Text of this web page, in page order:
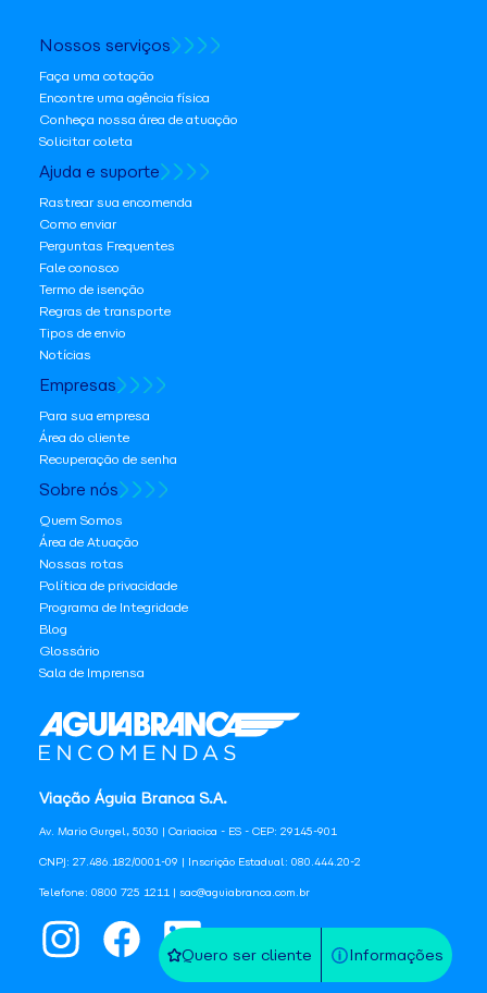
Quero ser cliente Informações
Viação Águia Branca S.A.
Av. Mario Gurgel, 5030 | Cariacica - ES - CEP: 29145-901
CNPJ: 27.486.182/0001-09 | Inscrição Estadual: 080.444.20-2
Telefone: 0800 725 1211 | sac@aguiabranca.com.br
Nossos serviços
Faça uma cotação
Encontre uma agência física
Conheça nossa área de atuação
Solicitar coleta
Ajuda e suporte
Rastrear sua encomenda
Como enviar
Perguntas Frequentes
Fale conosco
Termo de isenção
Regras de transporte
Tipos de envio
Notícias
Empresas
Para sua empresa
Área do cliente
Recuperação de senha
Sobre nós
Quem Somos
Área de Atuação
Nossas rotas
Política de privacidade
Programa de Integridade
Blog
Glossário
Sala de Imprensa